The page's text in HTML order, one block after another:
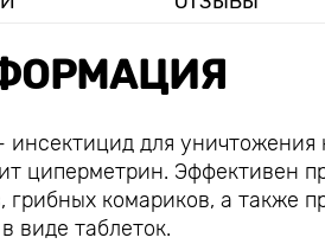
для
циперметрин. Эффективен
комариков, а также
виде таблеток.